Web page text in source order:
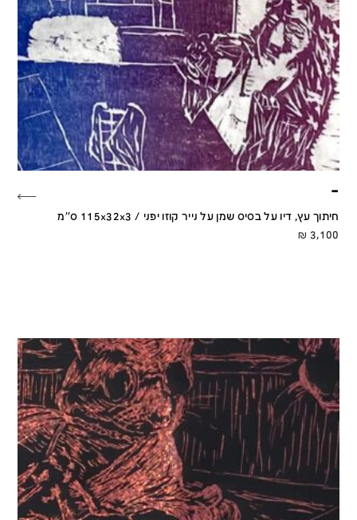
–
חיתוך עץ, דיו על בסיס שמן על נייר קוזו יפני / 115x32x3 ס''מ
3,100
₪